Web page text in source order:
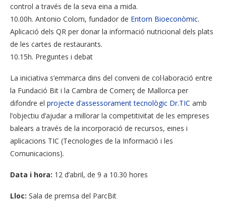
control a través de la seva eina a mida.
10.00h. Antonio Colom, fundador de Entorn Bioeconòmic.
Aplicació dels QR per donar la informació nutricional dels plats
de les cartes de restaurants.
10.15h. Preguntes i debat
La iniciativa s’emmarca dins del conveni de col·laboració entre
la Fundació Bit i la Cambra de Comerç de Mallorca per
difondre el projecte d’assessorament tecnològic Dr.TIC amb
l’objectiu d’ajudar a millorar la competitivitat de les empreses
balears a través de la incorporació de recursos, eines i
aplicacions TIC (Tecnologies de la Informació i les
Comunicacions).
Data i hora: 12 d’abril, de 9 a 10.30 hores
Lloc: Sala de premsa del ParcBit